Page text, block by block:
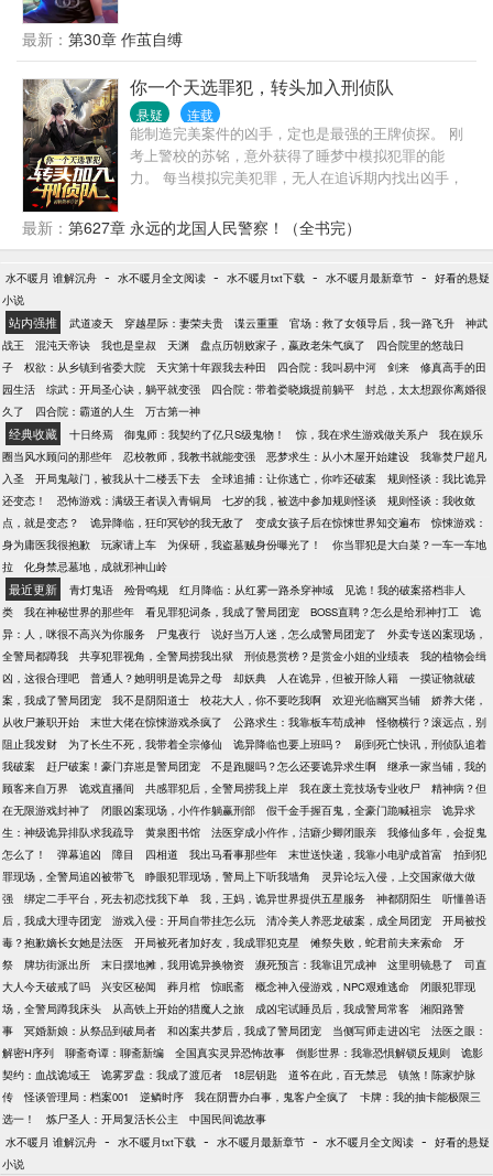
帼战警、金盾女王、鹰眼玫瑰！ ”前排预警:全书十二
女主，无男主，对手戏也无男人” ”大型女性犯罪侦破
题材，2024版红蜘蛛、红罂粟、红问号、红蝎子……”
”最懂女逃犯的，还得是女警察”
最新： 第30章 作茧自缚
你一个天选罪犯，转头加入刑侦队
悬疑 连载
能制造完美案件的凶手，定也是最强的王牌侦探。 刚
考上警校的苏铭，意外获得了睡梦中模拟犯罪的能
力。 每当模拟完美犯罪，无人在追诉期内找出凶手，
十万次，获得无数技能。 本应成为头号罪犯的苏铭，
毕业后转身加入刑侦大队。 所有案件在其眼中，如同
犯！ 随着接连破获众人眼中的完美犯罪和多年悬案，
上，警衔短时间内五连跳。 当罪犯？不可能的！ 不如
当个刑警轻松破案，功成名就！！！
最新： 第627章 永远的龙国人民警察！（全书完）
水不暖月 谁解沉舟 - 水不暖月全文阅读 - 水不暖月txt下载 - 水不暖月最新章节 - 好看的悬疑
小说
站内强推 武道凌天 穿越星际：妻荣夫贵 谍云重重 官场：救了女领导后，我一路飞升
神武
战王
混沌天帝诀 我也是皇叔 天渊 盘点历朝败家子，嬴政老朱气疯了
四合院里的悠哉日
子
权欲：从乡镇到省委大院 天灾第十年跟我去种田 四合院：我叫易中河 剑来
修真高手的田
园生活
综武：开局圣心诀，躺平就变强 四合院：带着娄晓娥提前躺平
封总，太太想跟你离婚很
久了
四合院：霸道的人生 万古第一神
经典收藏 十日终焉 御鬼师：我契约了亿只S级鬼物！ 惊，我在求生游戏做关系户
我在娱乐
圈当风水顾问的那些年
忍校教师，我教书就能变强 恶梦求生：从小木屋开始建设
我靠焚尸超凡
入圣
开局鬼敲门，被我从十二楼丢下去 全球追捕：让你逃亡，你咋还破案
规则怪谈：我比诡异
还变态！
恐怖游戏：满级王者误入青铜局 七岁的我，被选中参加规则怪谈
规则怪谈：我收敛
点，就是变态？
诡异降临，狂印冥钞的我无敌了 变成女孩子后在惊悚世界知交遍布
惊悚游戏：
身为庸医我很抱歉
玩家请上车 为保研，我盗墓贼身份曝光了！
你当罪犯是大白菜？一车一车地
拉
化身禁忌墓地，成就邪神山岭
最近更新 青灯鬼语 殓骨鸣规 红月降临：从红雾一路杀穿神域
见诡！我的破案搭档非人
类
我在神秘世界的那些年 看见罪犯词条，我成了警局团宠 BOSS直聘？怎么是给邪神打工
诡
异：人，咪很不高兴为你服务
尸鬼夜行 说好当万人迷，怎么成警局团宠了
外卖专送凶案现场，
全警局都蹲我
共享犯罪视角，全警局捞我出狱 刑侦悬赏榜？是赏金小姐的业绩表
我的植物会缉
凶，这很合理吧
普通人？她明明是诡异之母 却妖典 人在诡异，但被开除人籍
一摸证物就破
案，我成了警局团宠
我不是阴阳道士 校花大人，你不要吃我啊 欢迎光临幽冥当铺
娇养大佬，
从收尸兼职开始
末世大佬在惊悚游戏杀疯了 公路求生：我靠板车苟成神
怪物横行？滚远点，别
阻止我发财
为了长生不死，我带着全宗修仙 诡异降临也要上班吗？
刷到死亡快讯，刑侦队追着
我破案
赶尸破案！豪门弃崽是警局团宠 不是跑腿吗？怎么还要诡异求生啊
继承一家当铺，我的
顾客来自万界
诡戏直播间 共感罪犯后，全警局捞我上岸 我在废土竞技场专业收尸
精神病？但
在无限游戏封神了
闭眼凶案现场，小仵作躺赢刑部 假千金手握百鬼，全豪门跪喊祖宗
诡异求
生：神级诡异排队求我疏导
黄泉图书馆 法医穿成小仵作，洁癖少卿闭眼亲
我修仙多年，会捉鬼
怎么了！
弹幕追凶 障目 四相道 我出马看事那些年 末世送快递，我靠小电驴成首富
拍到犯
罪现场，全警局追凶被带飞
睁眼犯罪现场，警局上下听我墙角
灵异论坛入侵，上交国家做大做
强
绑定二手平台，死去初恋找我下单 我，王妈，诡异世界提供五星服务 神都阴阳生
听懂兽语
后，我成大理寺团宠
游戏入侵：开局自带挂怎么玩 清冷美人养恶龙破案，成全局团宠
开局被投
毒？抱歉嫡长女她是法医
开局被死者加好友，我成罪犯克星 傩祭失败，蛇君前夫来索命
牙
祭
牌坊街派出所 末日摆地摊，我用诡异换物资 濒死预言：我靠诅咒成神 这里明镜悬了
司直
大人今天破戒了吗
兴安区秘闻 葬月棺 惊眠斋 概念神入侵游戏，NPC艰难逃命
闭眼犯罪现
场，全警局蹲我床头
从高铁上开始的猎魔人之旅 成凶宅试睡员后，我成警局常客
湘阳路警
事
冥婚新娘：从祭品到破局者 和凶案共梦后，我成了警局团宠 当侧写师走进凶宅
法医之眼：
解密H序列
聊斋奇谭：聊斋新编 全国真实灵异恐怖故事 倒影世界：我靠恐惧解锁反规则
诡影
契约：血战诡域王
诡雾罗盘：我成了渡厄者 18层钥匙 道爷在此，百无禁忌
镇煞！陈家护脉
传
怪谈管理局：档案001 逆鳞时序 我在阴曹办白事，鬼客户全疯了
卡牌：我的抽卡能极限三
选一！
炼尸圣人：开局复活长公主
中国民间诡故事
水不暖月 谁解沉舟 - 水不暖月txt下载 - 水不暖月最新章节 - 水不暖月全文阅读 - 好看的悬疑
小说